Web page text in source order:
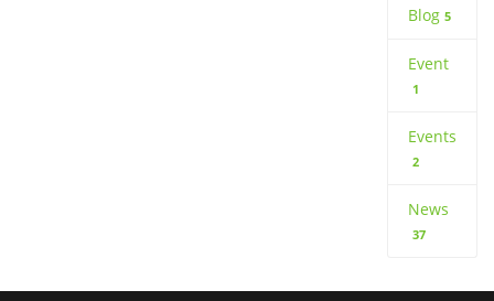
Blog 5
Event
1
Events
2
News
37